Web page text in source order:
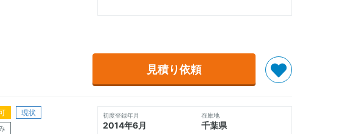
見積り依頼
現状
初度登録年月
2014年6月
在庫地
千葉県